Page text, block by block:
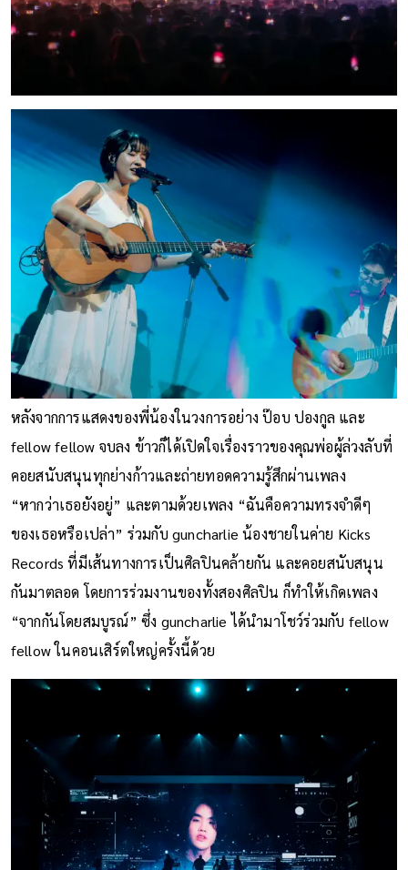
หลังจากการแสดงของพี่น้องในวงการอย่าง ป๊อบ ปองกูล และ
fellow fellow จบลง ข้าวก็ได้เปิดใจเรื่องราวของคุณพ่อผู้ล่วงลับที่
คอยสนับสนุนทุกย่างก้าวและถ่ายทอดความรู้สึกผ่านเพลง
“หากว่าเธอยังอยู่” และตามด้วยเพลง “ฉันคือความทรงจำดีๆ
ของเธอหรือเปล่า” ร่วมกับ guncharlie น้องชายในค่าย Kicks
Records ที่มีเส้นทางการเป็นศิลปินคล้ายกัน และคอยสนับสนุน
กันมาตลอด โดยการร่วมงานของทั้งสองศิลปิน ก็ทำให้เกิดเพลง
“จากกันโดยสมบูรณ์” ซึ่ง guncharlie ได้นำมาโชว์ร่วมกับ fellow
fellow ในคอนเสิร์ตใหญ่ครั้งนี้ด้วย